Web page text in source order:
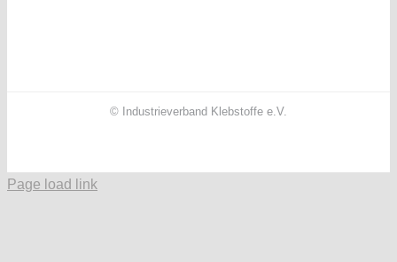
© Industrieverband Klebstoffe e.V.
Page load link